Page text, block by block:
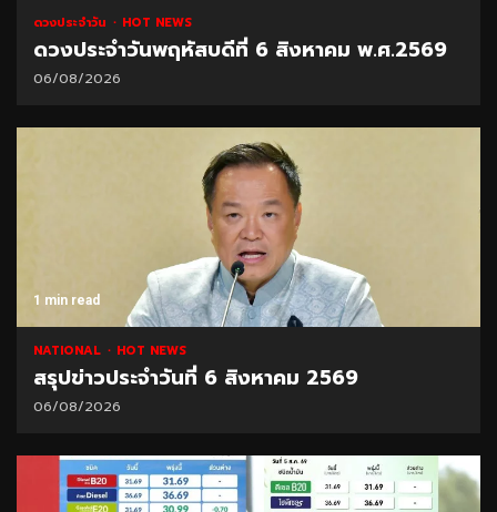
ดวงประจำวัน HOT NEWS
ดวงประจำวันพฤหัสบดีที่ 6 สิงหาคม พ.ศ.2569
06/08/2026
1 min read
NATIONAL HOT NEWS
สรุปข่าวประจำวันที่ 6 สิงหาคม 2569
06/08/2026